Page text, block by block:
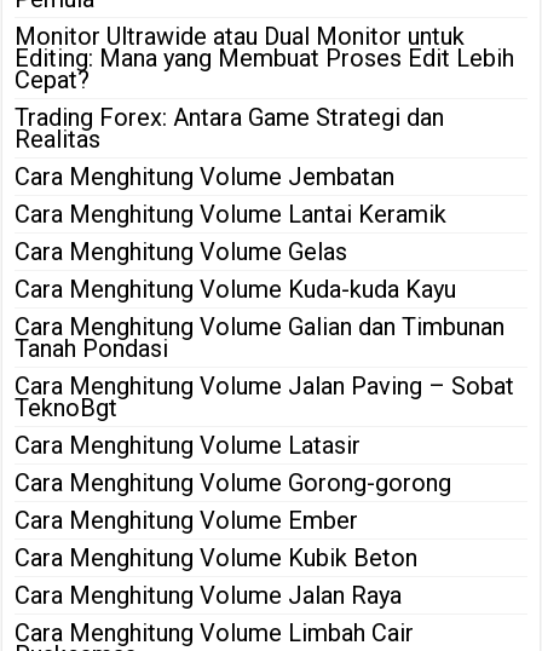
Monitor Ultrawide atau Dual Monitor untuk
Editing: Mana yang Membuat Proses Edit Lebih
Cepat?
Trading Forex: Antara Game Strategi dan
Realitas
Cara Menghitung Volume Jembatan
Cara Menghitung Volume Lantai Keramik
Cara Menghitung Volume Gelas
Cara Menghitung Volume Kuda-kuda Kayu
Cara Menghitung Volume Galian dan Timbunan
Tanah Pondasi
Cara Menghitung Volume Jalan Paving – Sobat
TeknoBgt
Cara Menghitung Volume Latasir
Cara Menghitung Volume Gorong-gorong
Cara Menghitung Volume Ember
Cara Menghitung Volume Kubik Beton
Cara Menghitung Volume Jalan Raya
Cara Menghitung Volume Limbah Cair